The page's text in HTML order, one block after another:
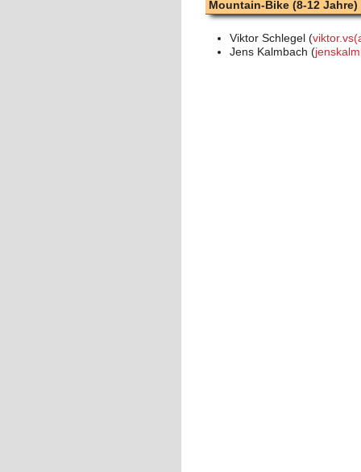
Mountain-Bike (8-12 Jahre)
Viktor Schlegel (
Jens Kalmbach (